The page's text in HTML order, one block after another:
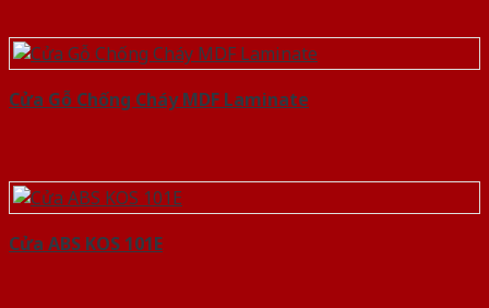
Cửa Gỗ Chống Cháy MDF Laminate
Cửa ABS KOS 101E